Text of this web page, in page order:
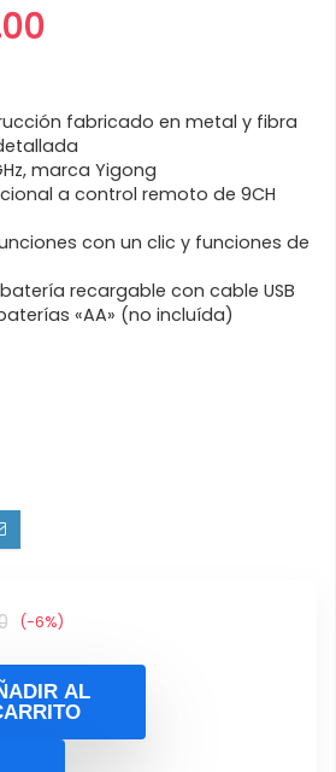
El
es:
Q375.00.
fabricado en metal y fibra
marca Yigong
a control remoto de 9CH
con un clic y funciones de
recargable con cable USB
«AA» (no incluída)
El
original
era:
Q400.00.
El
actual
es:
Q375.00.
(-6%)
AL